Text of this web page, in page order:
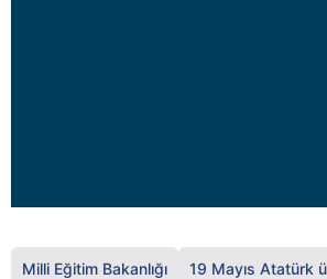
Milli Eğitim Bakanlığı 19 Mayıs Atatürk